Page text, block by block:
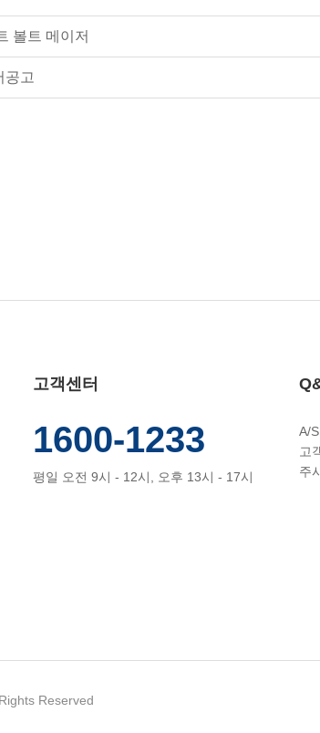
볼트 메이저
공고
고객센터
1600-1233
평일 오전 9시 - 12시, 오후 13시 - 17시
A/
고
주
Reserved